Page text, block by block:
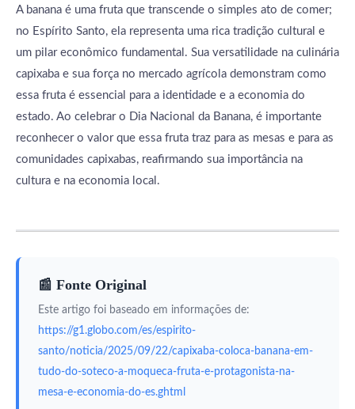
A banana é uma fruta que transcende o simples ato de comer;
no Espírito Santo, ela representa uma rica tradição cultural e
um pilar econômico fundamental. Sua versatilidade na culinária
capixaba e sua força no mercado agrícola demonstram como
essa fruta é essencial para a identidade e a economia do
estado. Ao celebrar o Dia Nacional da Banana, é importante
reconhecer o valor que essa fruta traz para as mesas e para as
comunidades capixabas, reafirmando sua importância na
cultura e na economia local.
📰 Fonte Original
Este artigo foi baseado em informações de:
https://g1.globo.com/es/espirito-
santo/noticia/2025/09/22/capixaba-coloca-banana-em-
tudo-do-soteco-a-moqueca-fruta-e-protagonista-na-
mesa-e-economia-do-es.ghtml